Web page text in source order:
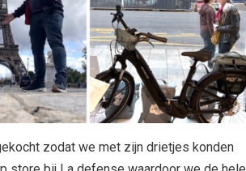
zodat we met zijn drietjes konden